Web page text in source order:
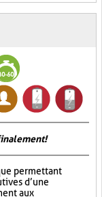
permettant
d’une
aux